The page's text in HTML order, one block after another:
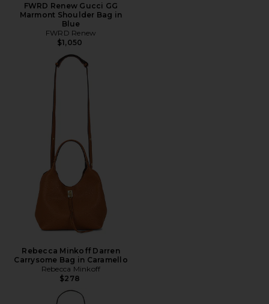
FWRD Renew Gucci GG
Marmont Shoulder Bag in
Blue
FWRD Renew
$1,050
Rebecca Minkoff Darren
Carrysome Bag in Caramello
Rebecca Minkoff
$278